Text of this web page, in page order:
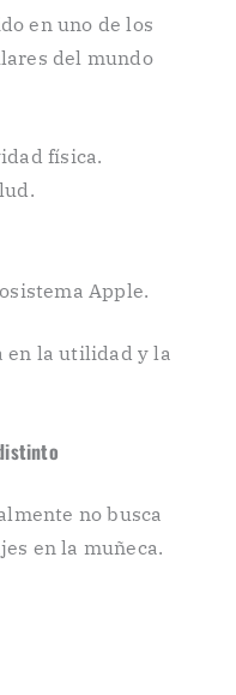
en uno de los
del mundo
física.
Apple.
en la utilidad y la
no busca
en la muñeca.